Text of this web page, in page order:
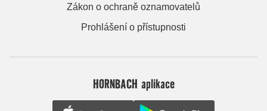
Zákon o ochraně oznamovatelů
Prohlášení o přístupnosti
HORNBACH aplikace